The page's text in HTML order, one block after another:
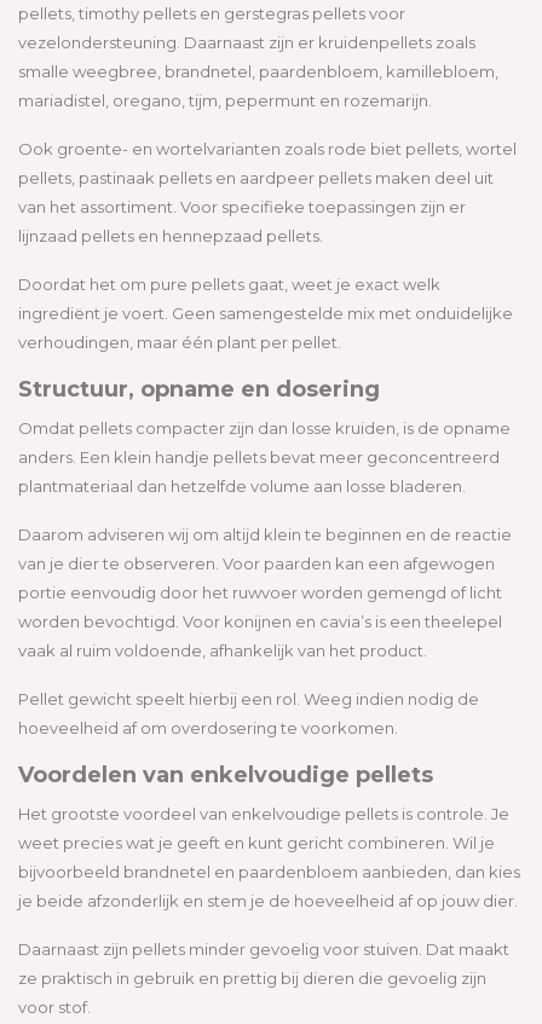
pellets, timothy pellets en gerstegras pellets voor
vezelondersteuning. Daarnaast zijn er kruidenpellets zoals
smalle weegbree, brandnetel, paardenbloem, kamillebloem,
mariadistel, oregano, tijm, pepermunt en rozemarijn.
Ook groente- en wortelvarianten zoals rode biet pellets, wortel
pellets, pastinaak pellets en aardpeer pellets maken deel uit
van het assortiment. Voor specifieke toepassingen zijn er
lijnzaad pellets en hennepzaad pellets.
Doordat het om pure pellets gaat, weet je exact welk
ingrediënt je voert. Geen samengestelde mix met onduidelijke
verhoudingen, maar één plant per pellet.
Structuur, opname en dosering
Omdat pellets compacter zijn dan losse kruiden, is de opname
anders. Een klein handje pellets bevat meer geconcentreerd
plantmateriaal dan hetzelfde volume aan losse bladeren.
Daarom adviseren wij om altijd klein te beginnen en de reactie
van je dier te observeren. Voor paarden kan een afgewogen
portie eenvoudig door het ruwvoer worden gemengd of licht
worden bevochtigd. Voor konijnen en cavia’s is een theelepel
vaak al ruim voldoende, afhankelijk van het product.
Pellet gewicht speelt hierbij een rol. Weeg indien nodig de
hoeveelheid af om overdosering te voorkomen.
Voordelen van enkelvoudige pellets
Het grootste voordeel van enkelvoudige pellets is controle. Je
weet precies wat je geeft en kunt gericht combineren. Wil je
bijvoorbeeld brandnetel en paardenbloem aanbieden, dan kies
je beide afzonderlijk en stem je de hoeveelheid af op jouw dier.
Daarnaast zijn pellets minder gevoelig voor stuiven. Dat maakt
ze praktisch in gebruik en prettig bij dieren die gevoelig zijn
voor stof.